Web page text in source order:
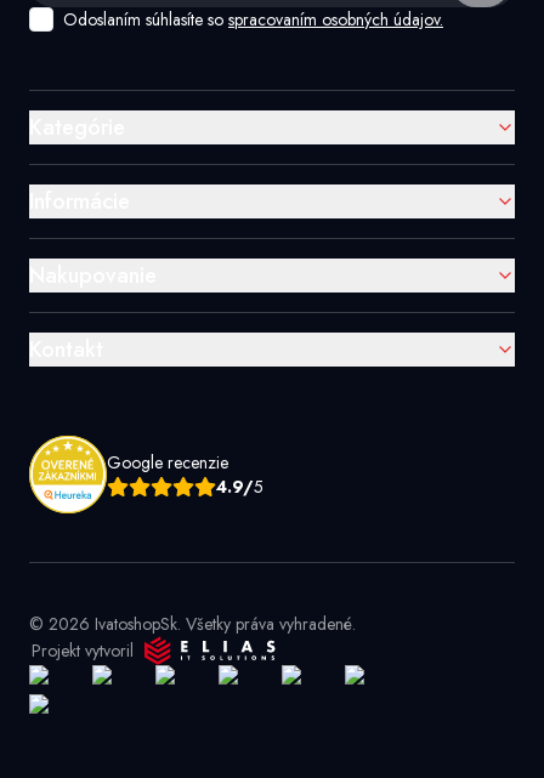
Odoslaním súhlasíte so spracovaním osobných údajov.
Google recenzie
4.9/5
© 2026 IvatoshopSk. Všetky práva vyhradené.
Projekt vytvoril